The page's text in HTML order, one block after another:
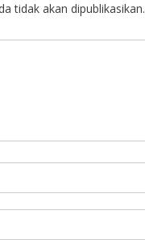
tidak akan dipublikasikan.